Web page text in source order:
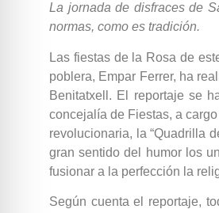
La jornada de disfraces de
normas, como es tradición.
Las fiestas de la Rosa de
poblera, Empar Ferrer, ha
Benitatxell. El reportaje se
concejalía de Fiestas, a
revolucionaria, la “Quadrilla
gran sentido del humor los
fusionar a la perfección la
Según cuenta el reportaje,